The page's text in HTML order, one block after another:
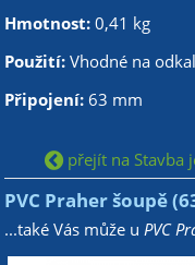
Hmotnost: 0,41 kg
Použití:Vhodné na
Připojení: 63 mm
přejít na Stavba
PVC Praher šoupě
...také Vás může u PVC